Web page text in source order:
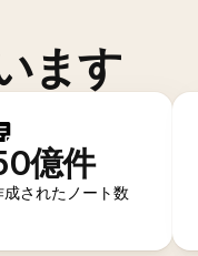
ます
億件
成されたノート数